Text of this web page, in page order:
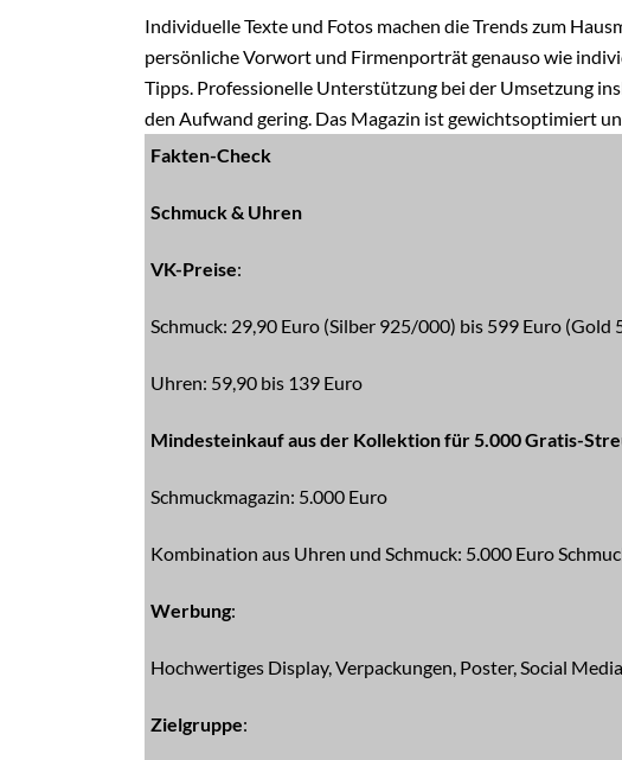
Individuelle Texte und Fotos machen die Trends zum
persönliche Vorwort und Firmenporträt genauso wie
Tipps. Professionelle Unterstützung bei der Umsetzung
den Aufwand gering. Das Magazin ist gewichtsoptimiert
Fakten-Check
Schmuck & Uhren
VK-Preise:
Schmuck: 29,90 Euro (Silber 925/000) bis 599 Euro
Uhren: 59,90 bis 139 Euro
Mindesteinkauf aus der Kollektion für 5.000 Gratis-
Schmuckmagazin: 5.000 Euro
Kombination aus Uhren und Schmuck: 5.000 Euro
Werbung:
Hochwertiges Display, Verpackungen, Poster, Social
Zielgruppe: